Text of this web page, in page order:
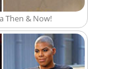
Then & Now!